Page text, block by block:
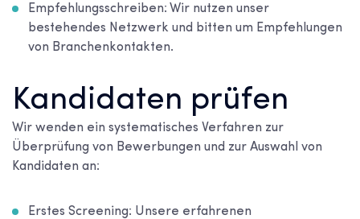
Empfehlungsschreiben: Wir nutzen unser
bestehendes Netzwerk und bitten um Empfehlungen
von Branchenkontakten.
Kandidaten prüfen
Wir wenden ein systematisches Verfahren zur
Überprüfung von Bewerbungen und zur Auswahl von
Kandidaten an:
Erstes Screening: Unsere erfahrenen